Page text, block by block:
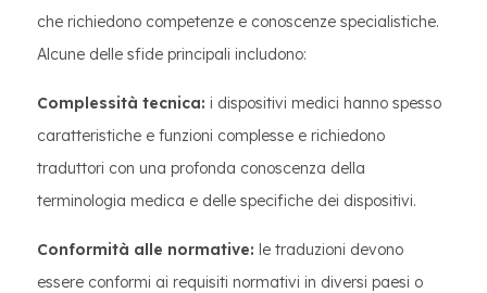
che richiedono competenze e conoscenze specialistiche.
Alcune delle sfide principali includono:
Complessità tecnica: i dispositivi medici hanno spesso
caratteristiche e funzioni complesse e richiedono
traduttori con una profonda conoscenza della
terminologia medica e delle specifiche dei dispositivi.
Conformità alle normative: le traduzioni devono
essere conformi ai requisiti normativi in diversi paesi o